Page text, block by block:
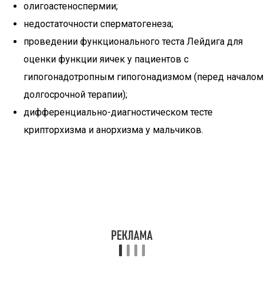
олигоастеноспермии;
недостаточности сперматогенеза;
проведении функционального теста Лейдига для
оценки функции яичек у пациентов с
гипогонадотропным гипогонадизмом (перед началом
долгосрочной терапии);
дифференциально-диагностическом тесте
крипторхизма и анорхизма у мальчиков.